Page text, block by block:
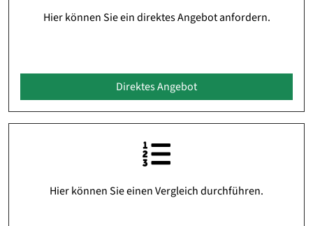
Hier können Sie ein direktes Angebot anfordern.
Direktes Angebot
Hier können Sie einen Vergleich durchführen.